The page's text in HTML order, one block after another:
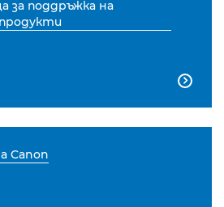
за поддръжка на

Canon